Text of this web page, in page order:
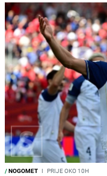
/NOGOMET I PRIJE OKO 10H